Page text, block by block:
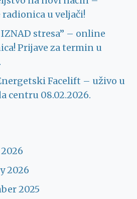
u veljači!
stresa” – online
Prijave za termin u
Facelift – uživo u
centru 08.02.2026.
2026
2025